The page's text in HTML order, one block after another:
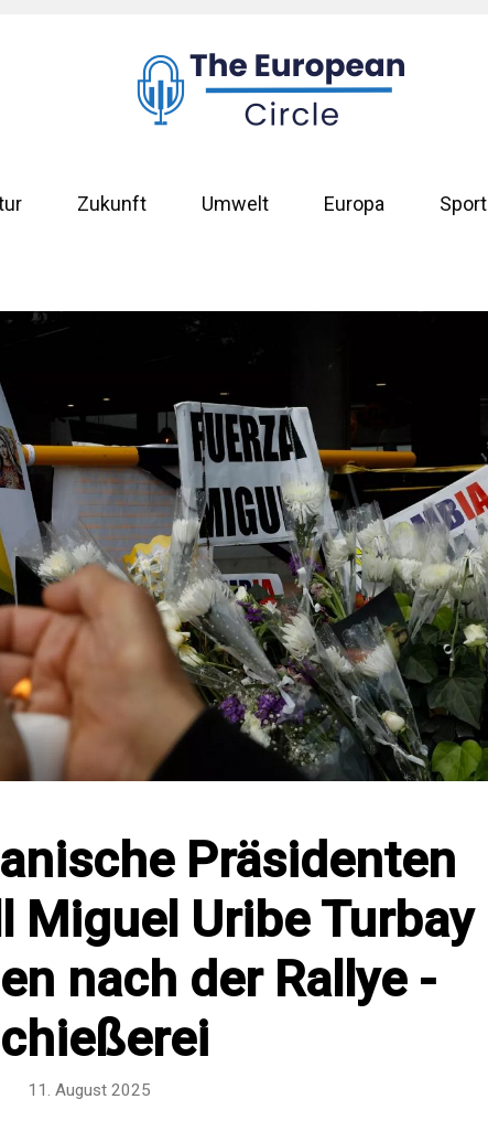
Zukunft Umwelt Europa Sport
Präsidenten
Miguel Uribe Turbay
nach der Rallye -
11. August 2025